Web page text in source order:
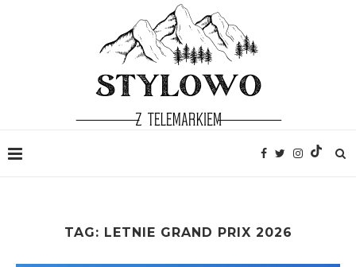
TAG: LETNIE GRAND PRIX 2026